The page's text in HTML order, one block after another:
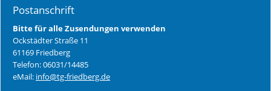
Postanschrift
Bitte für alle Zusendungen verwenden
Ockstädter Straße 11
61169 Friedberg
Telefon: 06031/14485
eMail: info@tg-friedberg.de